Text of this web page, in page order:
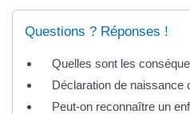
Questions ? Réponses !
Quelles sont les
Déclaration de naissance
Peut-on reconnaître un